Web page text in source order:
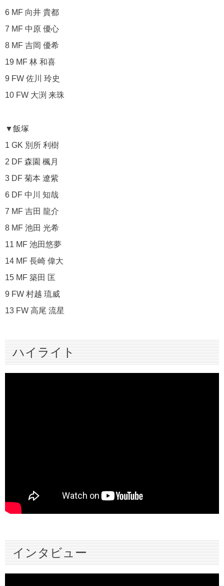
6 MF 向井 貴都
7 MF 中原 優心
8 MF 吉岡 優希
19 MF 林 和喜
9 FW 佐川 玲史
10 FW 大渕 来珠
▼飯塚
1 GK 別所 利樹
2 DF 森園 楓月
3 DF 菊本 遼紫
6 DF 中川 知哉
7 MF 吉田 龍介
8 MF 池田 光希
11 MF 池田悠夢
14 MF 長崎 偉大
15 MF 築田 匡
9 FW 村越 琉威
13 FW 高尾 流星
ハイライト
インタビュー